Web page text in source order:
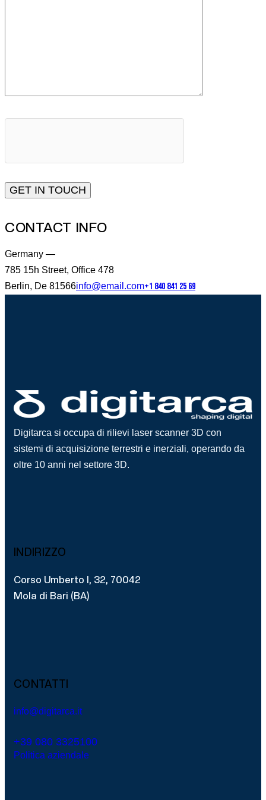
CONTACT INFO
Germany —
785 15h Street, Office 478
Berlin, De 81566info@email.com+1 840 841 25 69
Digitarca si occupa di rilievi laser scanner 3D con
sistemi di acquisizione terrestri e inerziali, operando da
oltre 10 anni nel settore 3D.
INDIRIZZO
Corso Umberto I, 32, 70042
Mola di Bari (BA)
CONTATTI
info@digitarca.it
+39 080 3325100
Politica aziendale